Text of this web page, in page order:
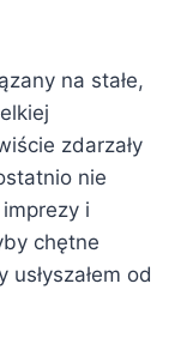
na stałe,
zdarzały
nie
i
chętne
od